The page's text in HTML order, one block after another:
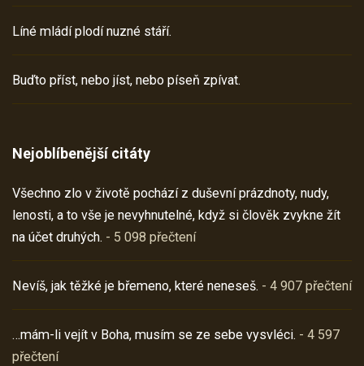
Líné mládí plodí nuzné stáří.
Buďto příst, nebo jíst, nebo píseň zpívat.
Nejoblíbenější citáty
Všechno zlo v životě pochází z duševní prázdnoty, nudy,
lenosti, a to vše je nevyhnutelné, když si člověk zvykne žít
na účet druhých. - 5 098 přečtení
Nevíš, jak těžké je břemeno, které neneseš. - 4 907 přečtení
…mám-li vejít v Boha, musím se ze sebe vysvléci. - 4 597
přečtení